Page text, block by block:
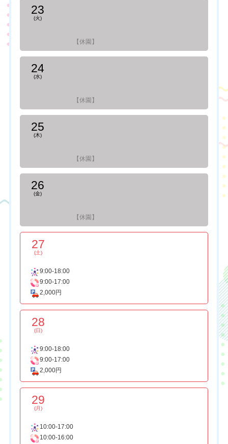
23
(火)
【休園】
24
(水)
【休園】
25
(木)
【休園】
26
(金)
【休園】
27
(土)
9:00-18:00
9:00-17:00
2,000円
28
(日)
9:00-18:00
9:00-17:00
2,000円
29
(月)
10:00-17:00
10:00-16:00